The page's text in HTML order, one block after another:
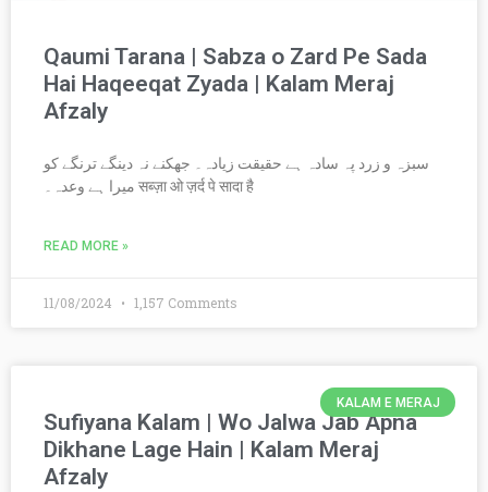
Qaumi Tarana | Sabza o Zard Pe Sada
Hai Haqeeqat Zyada | Kalam Meraj
Afzaly
سبزہ و زرد پہ سادہ ہے حقیقت زیادہ۔ جھکنے نہ دینگے ترنگے کو
میرا ہے وعدہ۔ सब्ज़ा ओ ज़र्द पे सादा है
READ MORE »
11/08/2024 1,157 Comments
KALAM E MERAJ
Sufiyana Kalam | Wo Jalwa Jab Apna
Dikhane Lage Hain | Kalam Meraj
Afzaly